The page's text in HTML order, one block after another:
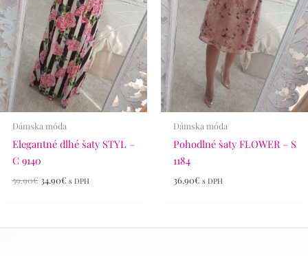
Dámska móda
Elegantné dlhé šaty STYL –
C 9140
59.90€ 34.90€ s DPH
Dámska móda
Pohodlné šaty FLOWER – S
1184
36.90€ s DPH